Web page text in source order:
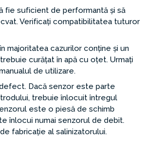
fie suficient de performantă și să
Verificați compatibilitatea tuturor
majoritatea cazurilor conține și un
curățat în apă cu oțet. Urmați
de utilizare.
Dacă senzor este parte
trebuie înlocuit întregul
este o piesă de schimb
înlocui numai senzorul de debit.
fabricație al salinizatorului.